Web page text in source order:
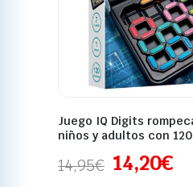
Juego IQ Digits
niños y adultos con
14,95€ 14,20€